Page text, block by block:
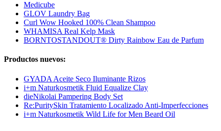
Medicube
GLOV Laundry Bag
Curl Wow Hooked 100% Clean Shampoo
WHAMISA Real Kelp Mask
BORNTOSTANDOUT® Dirty Rainbow Eau de Parfum
Productos nuevos:
GYADA Aceite Seco Iluminante Rizos
i+m Naturkosmetik Fluid Equalize Clay
dieNikolai Pampering Body Set
Re:PuritySkin Tratamiento Localizado Anti-Imperfecciones
i+m Naturkosmetik Wild Life for Men Beard Oil